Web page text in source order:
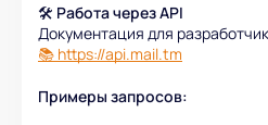
🛠 Работа через API
Документация для
📚 https://api.mail.tm
Примеры запросов: